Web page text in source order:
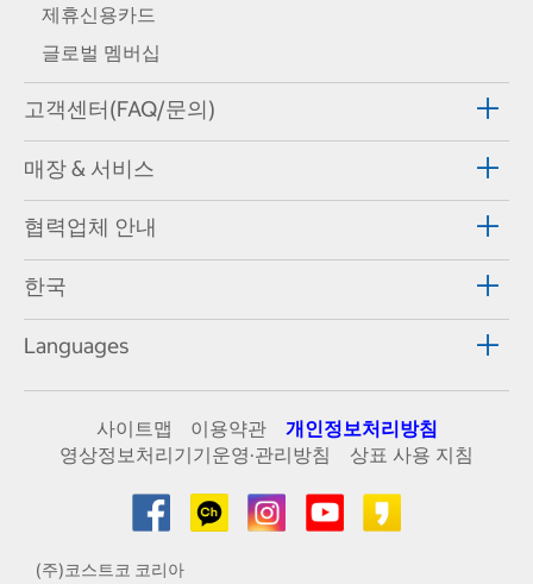
제휴신용카드
글로벌 멤버십
고객센터(FAQ/문의)
매장 & 서비스
협력업체 안내
한국
Languages
사이트맵 이용약관
개인정보처리방침
영상정보처리기기운영·관리방침
상표 사용 지침
(주)코스트코 코리아